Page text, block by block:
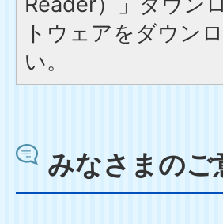
トウェアをダウン
い。
みなさまの